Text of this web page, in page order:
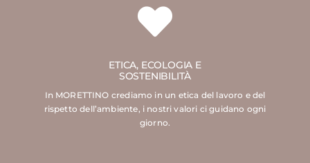
ETICA, ECOLOGIA E
SOSTENIBILITÀ
In MORETTINO crediamo in un etica del lavoro e del
rispetto dell’ambiente, i nostri valori ci guidano ogni
giorno.